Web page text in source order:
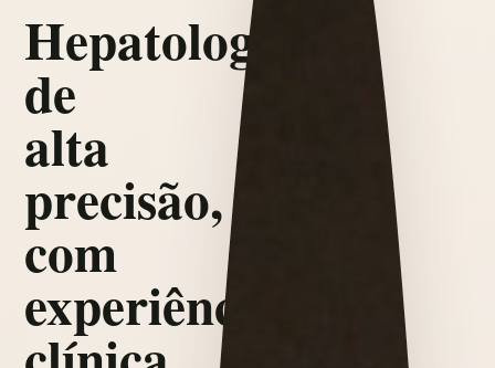
Hepatologia
de
alta
precisão,
com
experiência